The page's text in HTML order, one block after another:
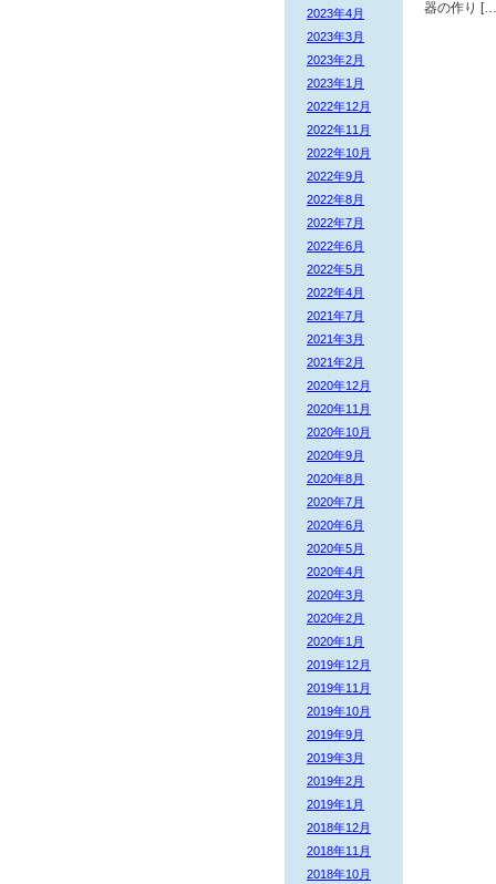
2023年4月
2023年3月
2023年2月
2023年1月
2022年12月
2022年11月
2022年10月
2022年9月
2022年8月
2022年7月
2022年6月
2022年5月
2022年4月
2021年7月
2021年3月
2021年2月
2020年12月
2020年11月
2020年10月
2020年9月
2020年8月
2020年7月
2020年6月
2020年5月
2020年4月
2020年3月
2020年2月
2020年1月
2019年12月
2019年11月
2019年10月
2019年9月
2019年3月
2019年2月
2019年1月
2018年12月
2018年11月
2018年10月
器の作り